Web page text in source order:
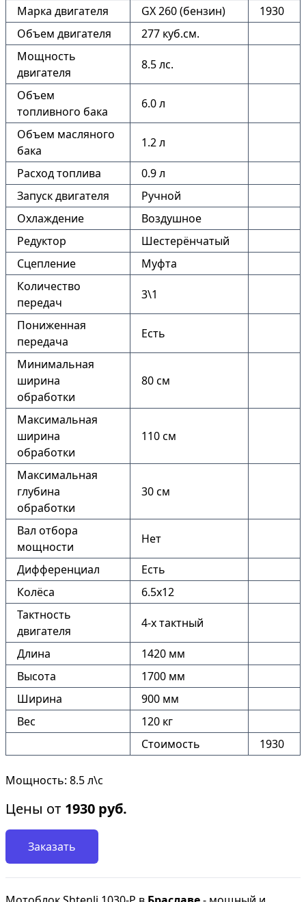
Марка двигателя
GX 260 (бензин)
1930
Объем двигателя
277 куб.см.
Мощность
двигателя
8.5 лс.
Объем
топливного бака
6.0 л
Объем масляного
бака
1.2 л
Расход топлива
0.9 л
Запуск двигателя
Ручной
Охлаждение
Воздушное
Редуктор
Шестерёнчатый
Сцепление
Муфта
Количество
передач
3\1
Пониженная
передача
Есть
Минимальная
ширина
обработки
80 см
Максимальная
ширина
обработки
110 см
Максимальная
глубина
обработки
30 см
Вал отбора
мощности
Нет
Дифференциал
Есть
Колёса
6.5х12
Тактность
двигателя
4-х тактный
Длина
1420 мм
Высота
1700 мм
Ширина
900 мм
Вес
120 кг
Стоимость
1930
Мощность: 8.5 л\с
Цены от 1930 руб.
Заказать